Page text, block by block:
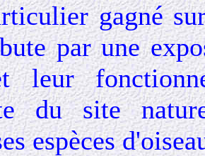
gagné
par une
leur
du site
espèces